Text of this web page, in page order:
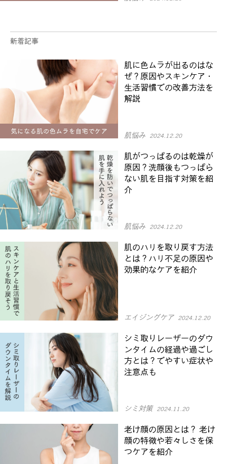
新着記事
肌に色ムラが出るのはな
ぜ？原因やスキンケア・
生活習慣での改善方法を
解説
肌悩み 2024.12.20
肌がつっぱるのは乾燥が
原因？洗顔後もつっぱら
ない肌を目指す対策を紹
介
肌悩み 2024.12.20
肌のハリを取り戻す方法
とは？ハリ不足の原因や
効果的なケアを紹介
エイジングケア 2024.12.20
シミ取りレーザーのダウ
ンタイムの経過や過ごし
方とは？でやすい症状や
注意点も
シミ対策 2024.11.20
老け顔の原因とは？ 老け
顔の特徴や若々しさを保
つケアを紹介